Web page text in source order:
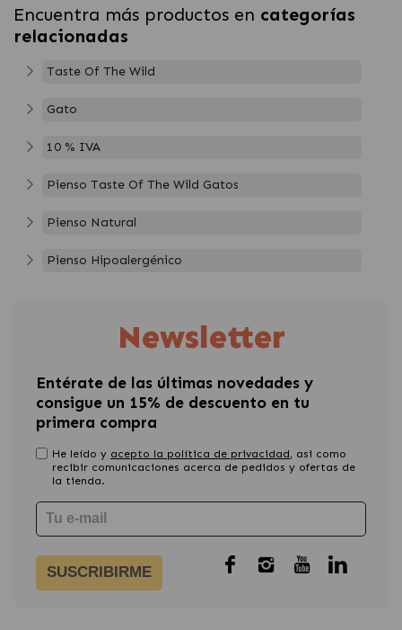
Encuentra más productos en categorías
relacionadas
Taste Of The Wild
Gato
10 % IVA
Pienso Taste Of The Wild Gatos
Pienso Natural
Pienso Hipoalergénico
Newsletter
Entérate de las últimas novedades y
consigue un 15% de descuento en tu
primera compra
He leído y acepto la política de privacidad, asi como
recibir comunicaciones acerca de pedidos y ofertas de
la tienda.
SUSCRIBIRME